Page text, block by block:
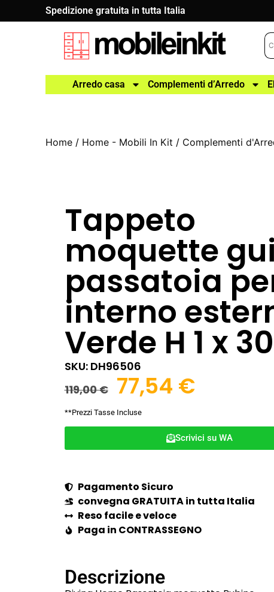
Spedizione gratuita in tutta Italia
Arredo casa Complementi d’Arredo
Home / Home - Mobili In Kit / Complementi
Tappeto
moquette
passatoia
interno
Verde H 1 x
SKU: DH96506
119,00€ 77,54 €
**Prezzi Tasse Incluse
Scrivici su WA
Pagamento Sicuro
convegna GRATUITA in tutta Italia
Reso facile e veloce
Paga in CONTRASSEGNO
Descrizione